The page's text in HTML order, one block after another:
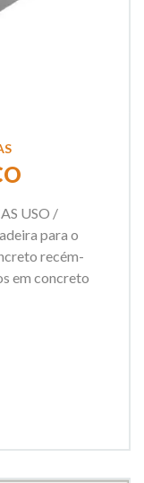
USO /
para o
recém-
em concreto